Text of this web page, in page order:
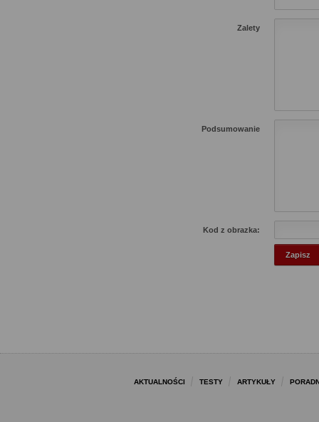
Zalety
Podsumowanie
Kod z obrazka:
AKTUALNOŚCI TESTY ARTYKUŁY